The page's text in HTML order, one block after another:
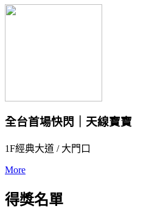
全台首場快閃｜天線寶寶
1F經典大道 / 大門口
More
得獎名單